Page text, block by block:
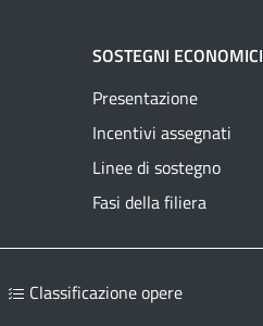
SOSTEGNI ECONOMICI
Presentazione
Incentivi assegnati
Linee di sostegno
Fasi della filiera
Classificazione opere